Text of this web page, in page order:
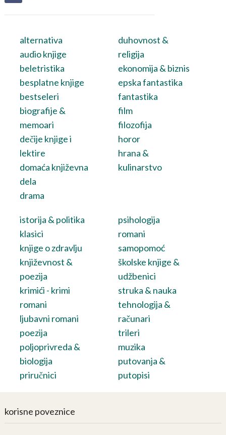
alternativa
audio knjige
beletristika
besplatne knjige
bestseleri
biografije &
memoari
dečije knjige i
lektire
domaća književna
dela
drama
duhovnost &
religija
ekonomija & biznis
epska fantastika
fantastika
film
filozofija
horor
hrana &
kulinarstvo
istorija & politika
klasici
knjige o zdravlju
književnost &
poezija
krimići - krimi
romani
ljubavni romani
poezija
poljoprivreda &
biologija
priručnici
psihologija
romani
samopomoć
školske knjige &
udžbenici
struka & nauka
tehnologija &
računari
trileri
muzika
putovanja &
putopisi
korisne poveznice